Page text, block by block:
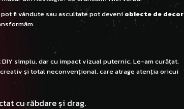
pot fi vândute sau ascultate pot deveniobiecte de decor
simplu, dar cu impact vizual puternic. Le-am curățat,
și total neconvențional, care atrage atenția oricui
cu răbdare și drag.